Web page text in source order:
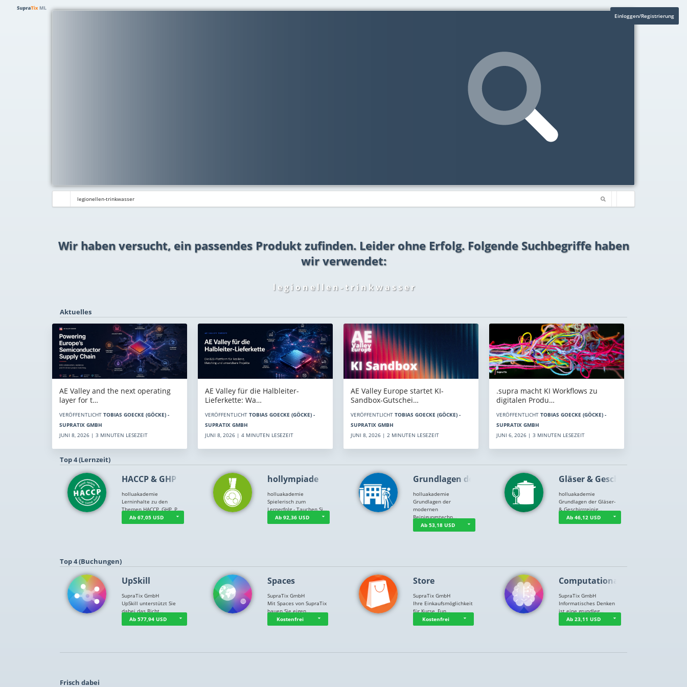
Einloggen/Registrierung
Wir haben versucht, ein passendes Produkt zufinden. Leider ohne Erfolg. Folgende Suchbegriffe haben
wir verwendet:
l e g i o n e l l e n - t r i n k w a s s e r
Aktuelles
AE Valley and the next operating
layer for t…
VERÖFFENTLICHT TOBIAS GOECKE (GÖCKE) -
SUPRATIX GMBH
JUNI 8, 2026 | 3 MINUTEN LESEZEIT
AE Valley für die Halbleiter-
Lieferkette: Wa…
VERÖFFENTLICHT TOBIAS GOECKE (GÖCKE) -
SUPRATIX GMBH
JUNI 8, 2026 | 4 MINUTEN LESEZEIT
AE Valley Europe startet KI-
Sandbox-Gutschei…
VERÖFFENTLICHT TOBIAS GOECKE (GÖCKE) -
SUPRATIX GMBH
JUNI 8, 2026 | 2 MINUTEN LESEZEIT
.supra macht KI Workflows zu
digitalen Produ…
VERÖFFENTLICHT TOBIAS GOECKE (GÖCKE) -
SUPRATIX GMBH
JUNI 6, 2026 | 3 MINUTEN LESEZEIT
Top 4 (Lernzeit)
HACCP & GHP
holluakademie
Lerninhalte zu den
Themen HACCP, GHP, P…
Ab 67,05 USD
hollympiade
holluakademie
Spielerisch zum
Lernerfolg - Tauchen Si…
Ab 92,36 USD
Grundlagen der …
holluakademie
Grundlagen der
modernen
Reinigungstechn…
Ab 53,18 USD
Gläser & Geschi…
holluakademie
Grundlagen der Gläser-
& Geschirrreinig…
Ab 46,12 USD
Top 4 (Buchungen)
UpSkill
SupraTix GmbH
UpSkill unterstützt Sie
dabei das Richt…
Ab 577,94 USD
Spaces
SupraTix GmbH
Mit Spaces von SupraTix
bauen Sie eigen…
Kostenfrei
Store
SupraTix GmbH
Ihre Einkaufsmöglichkeit
für Kurse, Fun…
Kostenfrei
Computational T…
SupraTix GmbH
Informatisches Denken
ist eine grundleg…
Ab 23,11 USD
Frisch dabei